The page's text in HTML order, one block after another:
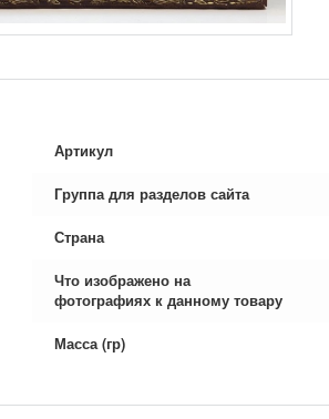
Артикул
Группа для разделов сайта
Страна
Что изображено на
фотографиях к данному товару
Масса (гр)